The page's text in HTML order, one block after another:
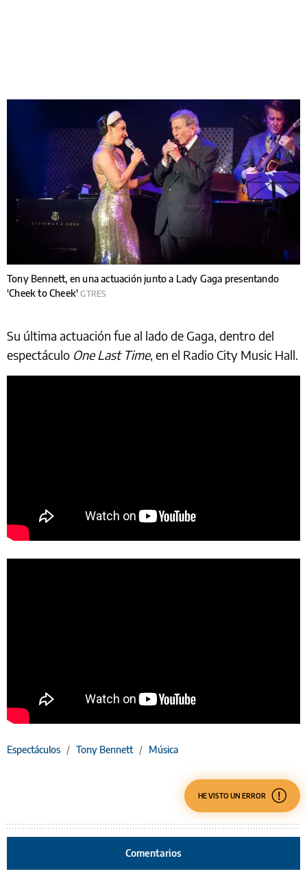
Tony Bennett, en una actuación junto a Lady Gaga presentando
'Cheek to Cheek'GTRES
Su última actuación fue al lado de Gaga, dentro del
espectáculo One Last Time, en el Radio City Music Hall.
Espectáculos / Tony Bennett / Música
HE VISTO UN ERROR
Comentarios